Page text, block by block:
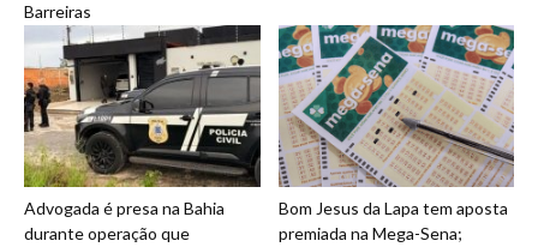
Barreiras
Advogada é presa na Bahia
durante operação que
Bom Jesus da Lapa tem aposta
premiada na Mega-Sena;